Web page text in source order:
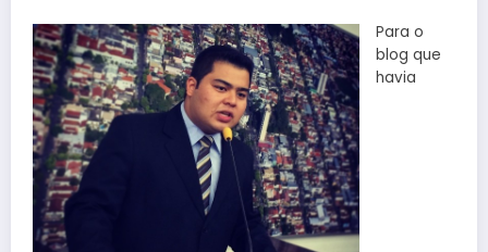
Para o
blog que
havia